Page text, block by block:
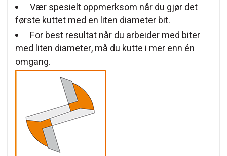
Vær spesielt oppmerksom når du gjør det
første kuttet med en liten diameter bit.
For best resultat når du arbeider med biter
med liten diameter, må du kutte i mer enn én
omgang.